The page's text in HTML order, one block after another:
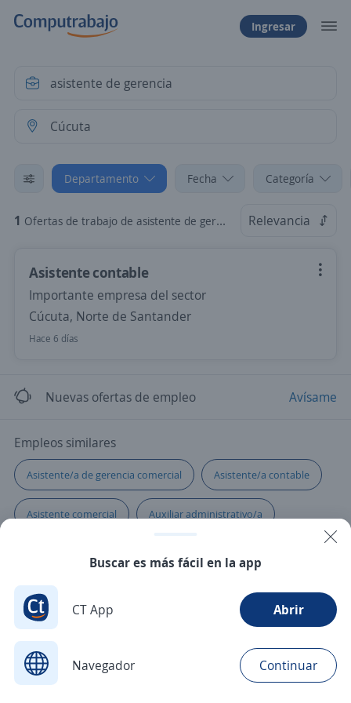
Ingresar
Departamento Fecha Categoría
1 Ofertas de trabajo de asistente de gerencia en Cúcuta, Norte de Santander Relevancia
Asistente contable
Importante empresa del sector
Cúcuta, Norte de Santander
Hace 6 días
Nuevas ofertas de empleo Avísame
Empleos similares
Asistente/a de gerencia comercial Asistente/a contable
Asistente comercial Auxiliar administrativo/a
Asistente de gerencia Auxiliar contable y administrativo
Buscar es más fácil en la app
CT App Abrir
Navegador Continuar